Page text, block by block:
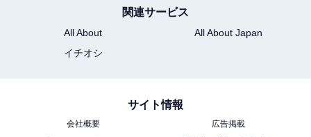
関連サービス
All About
All About Japan
イチオシ
サイト情報
会社概要
広告掲載